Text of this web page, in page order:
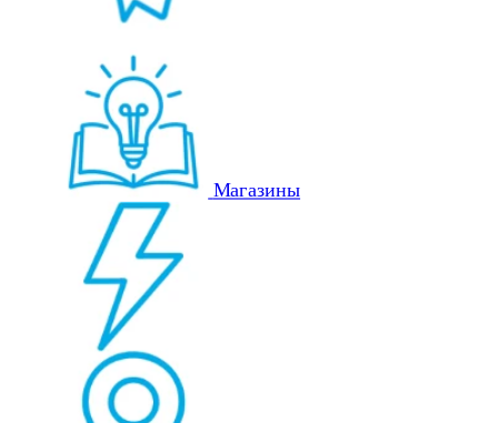
Магазины